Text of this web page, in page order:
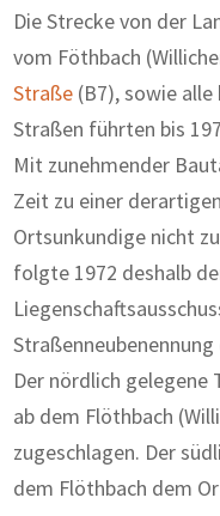
Die Strecke von der
vom Föthbach
Straße (B7), sowie alle
Straßen führten bis
Mit zunehmender
Zeit zu einer
Ortsunkundige nicht
folgte 1972 deshalb
Der nördlich gelegene
ab dem Flöthbach
zugeschlagen. Der
dem Flöthbach dem